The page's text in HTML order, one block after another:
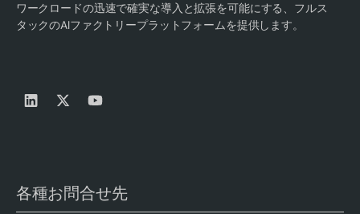
ワークロードの迅速で確実な導入と拡張を可能にする、フルス
タックのAIファクトリープラットフォームを提供します。
各種お問合せ先